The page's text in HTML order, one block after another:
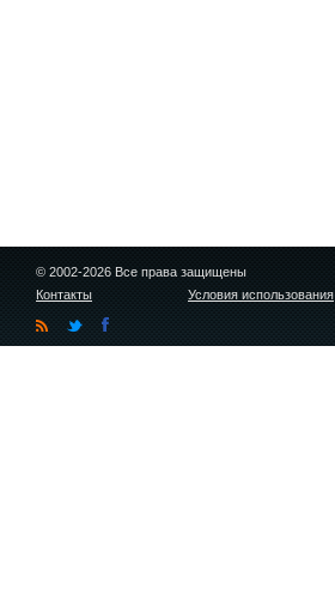
© 2002-2026 Все права защищены
Контакты
Условия использования